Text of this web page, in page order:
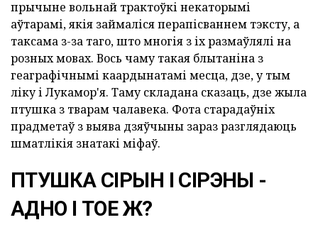
прычыне вольнай трактоўкі некаторымі
аўтарамі, якія займаліся перапісваннем тэксту, а
таксама з-за таго, што многія з іх размаўлялі на
розных мовах. Вось чаму такая блытаніна з
геаграфічнымі каардынатамі месца, дзе, у тым
ліку і Лукамор'я. Таму складана сказаць, дзе жыла
птушка з тварам чалавека. Фота старадаўніх
прадметаў з выява дзяўчыны зараз разглядаюць
шматлікія знатакі міфаў.
ПТУШКА СІРЫН І СІРЭНЫ -
АДНО І ТОЕ Ж?